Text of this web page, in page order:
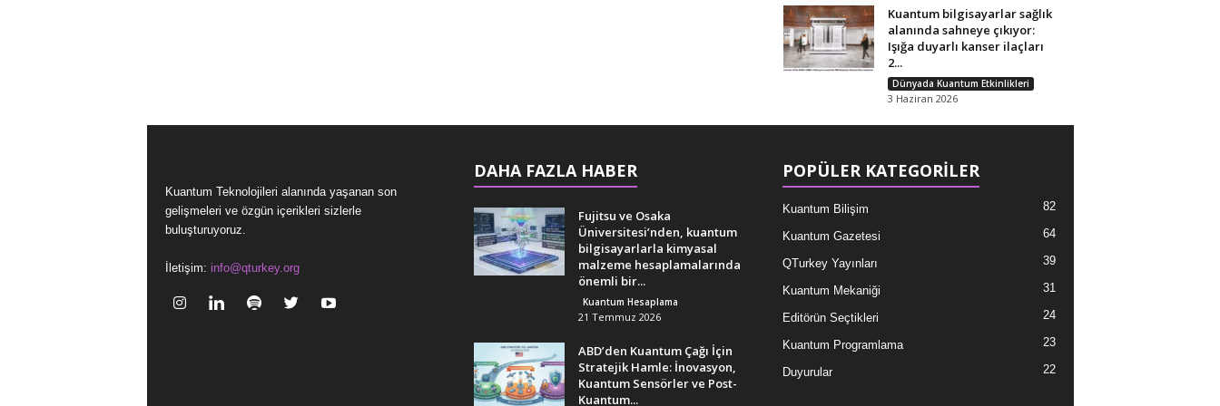
Kuantum bilgisayarlar sağlık
alanında sahneye çıkıyor:
Işığa duyarlı kanser ilaçları
2...
Dünyada Kuantum Etkinlikleri
3 Haziran 2026
Kuantum Teknolojileri alanında yaşanan son
gelişmeleri ve özgün içerikleri sizlerle
buluşturuyoruz.
İletişim: info@qturkey.org
DAHA FAZLA HABER
Fujitsu ve Osaka
Üniversitesi’nden, kuantum
bilgisayarlarla kimyasal
malzeme hesaplamalarında
önemli bir...
Kuantum Hesaplama
21 Temmuz 2026
ABD’den Kuantum Çağı İçin
Stratejik Hamle: İnovasyon,
Kuantum Sensörler ve Post-
Kuantum...
POPÜLER KATEGORİLER
Kuantum Bilişim 82
Kuantum Gazetesi 64
QTurkey Yayınları 39
Kuantum Mekaniği 31
Editörün Seçtikleri 24
Kuantum Programlama 23
Duyurular 22